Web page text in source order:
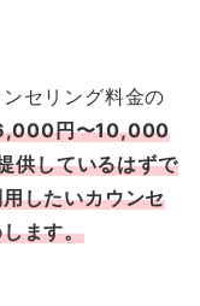
セリング料金の
円〜10,000
供しているはずで
したいカウンセ
ます。